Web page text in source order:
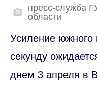
пресс-служба
области
Усиление южного
секунду
днем 3 апреля в